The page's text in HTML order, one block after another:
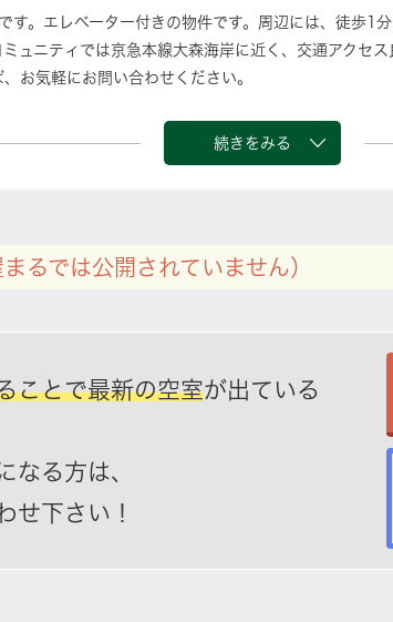
す。エレベーター付きの物件です。周辺には、徒歩1
ュニティでは京急本線大森海岸に近く、交通アクセ
お気軽にお問い合わせください。
続きをみる
まるでは公開されていません）
ことで最新の空室が出ている
なる方は、
せ下さい！